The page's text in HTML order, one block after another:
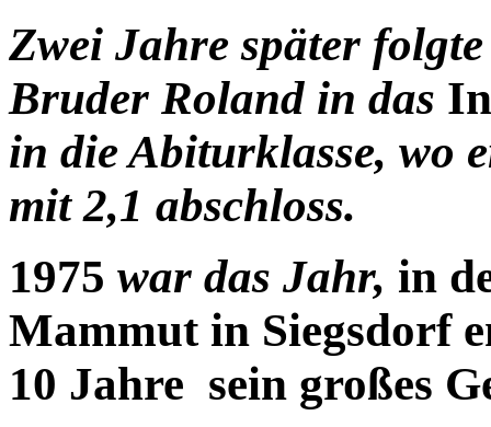
Zwei Jahre später
Bruder Roland in das
in die Abiturklasse, wo
mit 2,1 abschloss.
1975 war das Jahr, in
Mammut in Siegsdorf
10 Jahre sein großes